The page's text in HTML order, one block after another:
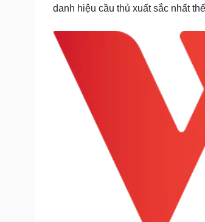
Dinh dưỡng - món ngon
Cây thuốc
Sản phụ khoa
Nhi khoa
Nam khoa
Làm đẹp - giảm cân
Phòng mạch online
Ăn sạch sống khỏe
Nhà đẹp
Blog
Tình
danh hiệu cầu thủ xuất sắc nhất